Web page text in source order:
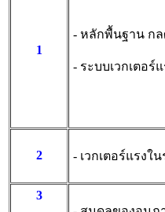
1
- หลักพื้นฐาน ก
- ระบบเวกเตอร์
2 - เวกเตอร์แรงใ
3